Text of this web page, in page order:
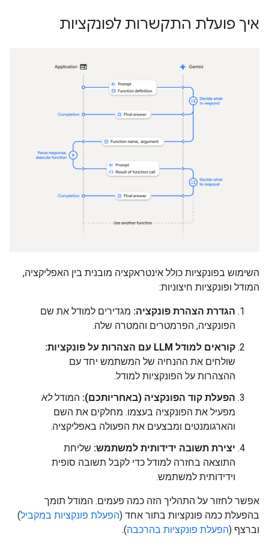
איך פועלת התקשרות לפונקציות
השימוש בפונקציות כולל אינטראקציה מובנית בין האפליקציה,
המודל ופונקציות חיצוניות:
הגדרת הצהרת פונקציה: מגדירים למודל את שם
הפונקציה, הפרמטרים והמטרה שלה.
קוראים למודל LLM עם הצהרות על פונקציות:
שולחים את ההנחיה של המשתמש יחד עם
ההצהרות על הפונקציות למודל.
הפעלת קוד הפונקציה (באחריותכם): המודללא
מפעיל את הפונקציה בעצמו. מחלקים את השם
והארגומנטים ומבצעים את הפעולה באפליקציה.
יצירת תשובה ידידותית למשתמש: שליחת
התוצאה בחזרה למודל כדי לקבל תשובה סופית
וידידותית למשתמש.
אפשר לחזור על התהליך הזה כמה פעמים. המודל תומך
בהפעלת כמה פונקציות בתור אחד (הפעלת פונקציות במקביל)
וברצף (הפעלת פונקציות בהרכבה).